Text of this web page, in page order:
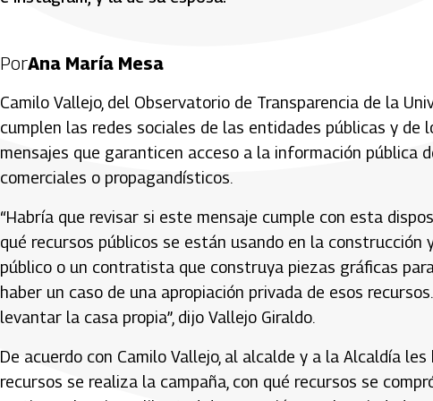
PorAna María Mesa
Camilo Vallejo, del Observatorio de Transparencia de la
cumplen las redes sociales de las entidades públicas y
mensajes que garanticen acceso a la información pública
comerciales o propagandísticos.
“Habría que revisar si este mensaje cumple con esta
qué recursos públicos se están usando en la construcción
público o un contratista que construya piezas gráficas
haber un caso de una apropiación privada de esos
levantar la casa propia”, dijo Vallejo Giraldo.
De acuerdo con Camilo Vallejo, al alcalde y a la Alcaldía
recursos se realiza la campaña, con qué recursos se